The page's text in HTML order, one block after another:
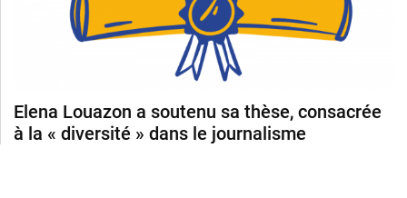
Elena Louazon a soutenu sa thèse, consacrée
à la « diversité » dans le journalisme